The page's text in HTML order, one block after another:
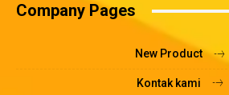
Company Pages
New Product
Kontak kami